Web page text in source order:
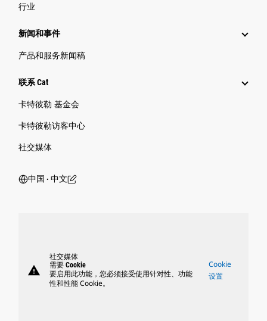
行业
新闻和事件
产品和服务新闻稿
联系 Cat
卡特彼勒 基金会
卡特彼勒访客中心
社交媒体
中国 ‧ 中文
warning
社交媒体
需要 Cookie
要启用此功能，您必须接受使用针对性、功能
性和性能 Cookie。
Cookie
设置